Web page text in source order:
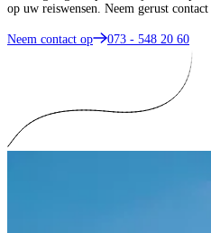
op uw reiswensen. Neem gerust
Neem contact op 073 - 548 20 60